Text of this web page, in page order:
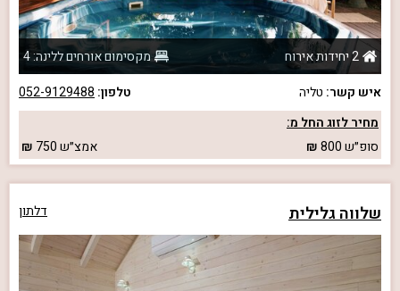
2 יחידות אירוח
מקסימום אורחים ללינה: 4
איש קשר: טליה טלפון: 052-9129488
מחיר לזוג החל מ:
סופ״ש800 אמצ״ש750
שלווה גלילית דלתון